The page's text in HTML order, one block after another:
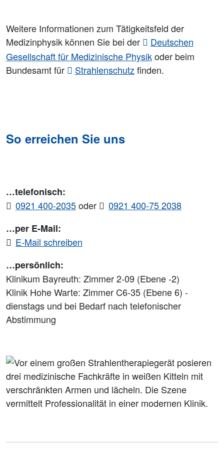
Weitere Informationen zum Tätigkeitsfeld der
Medizinphysik können Sie bei der
Deutschen
Gesellschaft für Medizinische Physikoder beim
Bundesamt für
Strahlenschutz finden.
So erreichen Sie uns
…telefonisch:
0921 400-2035oder
0921 400-75 2038
…per E-Mail:
E-Mail schreiben
…persönlich:
Klinikum Bayreuth: Zimmer 2-09 (Ebene -2)
Klinik Hohe Warte: Zimmer C6-35 (Ebene 6) -
dienstags und bei Bedarf nach telefonischer
Abstimmung